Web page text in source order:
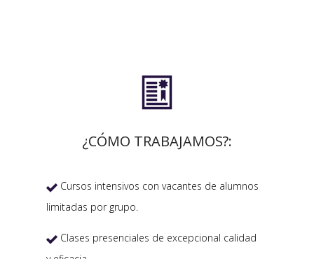

¿CÓMO TRABAJAMOS?:
 Cursos intensivos con vacantes de alumnos
limitadas por grupo.
 Clases presenciales de excepcional calidad